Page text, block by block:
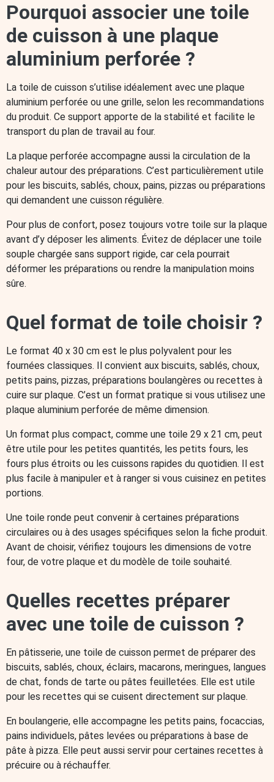
Pourquoi associer une toile
de cuisson à une plaque
aluminium perforée ?
La toile de cuisson s’utilise idéalement avec une plaque
aluminium perforée ou une grille, selon les recommandations
du produit. Ce support apporte de la stabilité et facilite le
transport du plan de travail au four.
La plaque perforée accompagne aussi la circulation de la
chaleur autour des préparations. C’est particulièrement utile
pour les biscuits, sablés, choux, pains, pizzas ou préparations
qui demandent une cuisson régulière.
Pour plus de confort, posez toujours votre toile sur la plaque
avant d’y déposer les aliments. Évitez de déplacer une toile
souple chargée sans support rigide, car cela pourrait
déformer les préparations ou rendre la manipulation moins
sûre.
Quel format de toile choisir ?
Le format 40 x 30 cm est le plus polyvalent pour les
fournées classiques. Il convient aux biscuits, sablés, choux,
petits pains, pizzas, préparations boulangères ou recettes à
cuire sur plaque. C’est un format pratique si vous utilisez une
plaque aluminium perforée de même dimension.
Un format plus compact, comme une toile 29 x 21 cm, peut
être utile pour les petites quantités, les petits fours, les
fours plus étroits ou les cuissons rapides du quotidien. Il est
plus facile à manipuler et à ranger si vous cuisinez en petites
portions.
Une toile ronde peut convenir à certaines préparations
circulaires ou à des usages spécifiques selon la fiche produit.
Avant de choisir, vérifiez toujours les dimensions de votre
four, de votre plaque et du modèle de toile souhaité.
Quelles recettes préparer
avec une toile de cuisson ?
En pâtisserie, une toile de cuisson permet de préparer des
biscuits, sablés, choux, éclairs, macarons, meringues, langues
de chat, fonds de tarte ou pâtes feuilletées. Elle est utile
pour les recettes qui se cuisent directement sur plaque.
En boulangerie, elle accompagne les petits pains, focaccias,
pains individuels, pâtes levées ou préparations à base de
pâte à pizza. Elle peut aussi servir pour certaines recettes à
précuire ou à réchauffer.